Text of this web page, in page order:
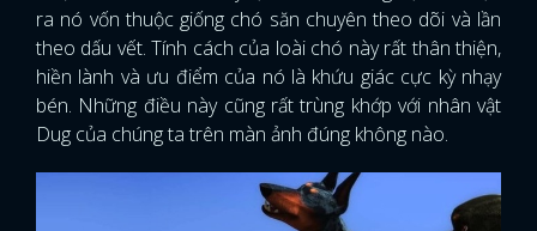
ra nó vốn thuộc giống chó săn chuyên theo dõi và lần
theo dấu vết. Tính cách của loài chó này rất thân thiện,
hiền lành và ưu điểm của nó là khứu giác cực kỳ nhạy
bén. Những điều này cũng rất trùng khớp với nhân vật
Dug của chúng ta trên màn ảnh đúng không nào.